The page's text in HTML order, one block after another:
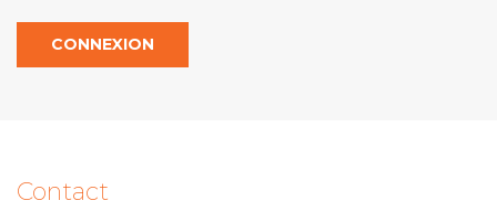
CONNEXION
Contact